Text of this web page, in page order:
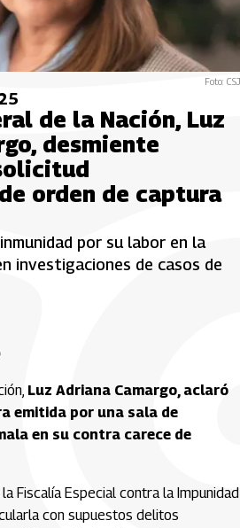
Foto: CSJ
de la Nación, Luz
desmiente
orden de captura
por su labor en la
investigaciones de casos de
Luz Adriana Camargo, aclaró
emitida por una sala de
en su contra carece de
Fiscalía Especial contra la Impunidad
con supuestos delitos